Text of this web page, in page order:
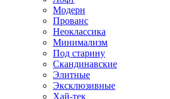
Модерн
Прованс
Неоклассика
Минимализм
Под старину
Скандинавские
Элитные
Эксклюзивные
Хай-тек